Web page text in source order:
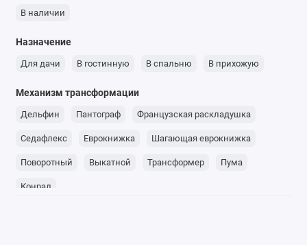
В наличии
Назначение
Для дачи В гостинную В спальню В прихожую
Механизм трансформации
Дельфин Пантограф Французская раскладушка
Седафлекс Еврокнижка Шагающая еврокнижка
Поворотный Выкатной Трансформер Пума
Конрад